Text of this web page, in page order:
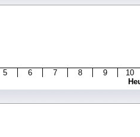
Tous les
5 6 7 8 9 10